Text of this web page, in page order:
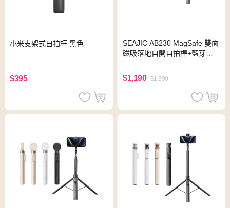
小米支架式自拍杆 黑色
$395
SEAJIC AB230 MagSafe 雙面
磁吸落地自開自拍桿+藍芽輔
$1,190 $1,390